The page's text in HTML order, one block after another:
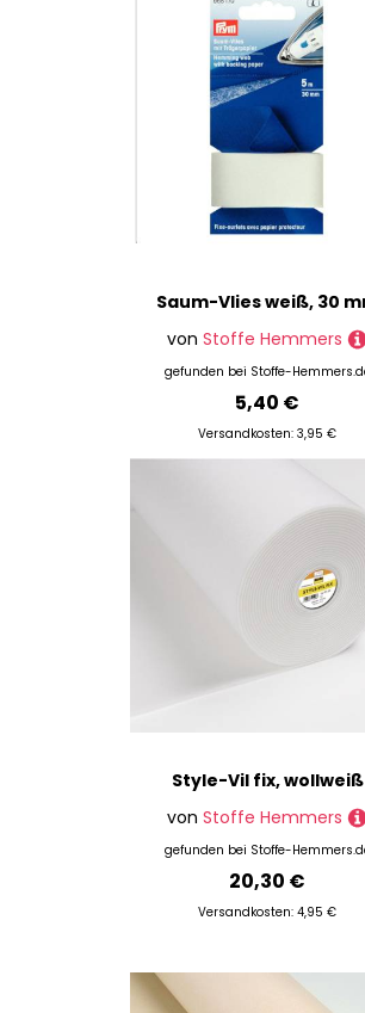
Saum-Vlies weiß, 30
von Stoffe Hemmers
gefunden bei Stoffe-
5,40 €
Versandkosten: 3,95 €
Style-Vil fix, wollweiß
von Stoffe Hemmers
gefunden bei Stoffe-
20,30 €
Versandkosten: 4,95 €